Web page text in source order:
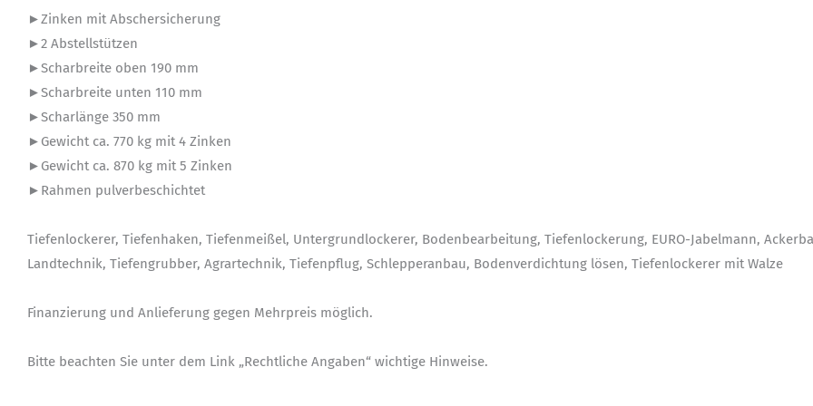
►Zinken mit Abschersicherung
►2 Abstellstützen
►Scharbreite oben 190 mm
►Scharbreite unten 110 mm
►Scharlänge 350 mm
►Gewicht ca. 770 kg mit 4 Zinken
►Gewicht ca. 870 kg mit 5 Zinken
►Rahmen pulverbeschichtet
Tiefenlockerer, Tiefenhaken, Tiefenmeißel, Untergrundlockerer, Bodenbearbeitung, Tiefenlockerung, EURO-Jabelmann,
Landtechnik, Tiefengrubber, Agrartechnik, Tiefenpflug, Schlepperanbau, Bodenverdichtung lösen, Tiefenlockerer mit Walze
Finanzierung und Anlieferung gegen Mehrpreis möglich.
Bitte beachten Sie unter dem Link „Rechtliche Angaben“ wichtige Hinweise.